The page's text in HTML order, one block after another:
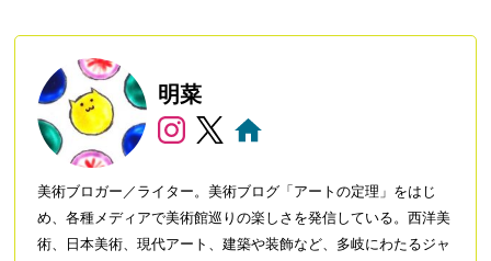
明菜
美術ブロガー／ライター。美術ブログ「アートの定理」をはじ
め、各種メディアで美術館巡りの楽しさを発信している。西洋美
術、日本美術、現代アート、建築や装飾など、多岐にわたるジャ